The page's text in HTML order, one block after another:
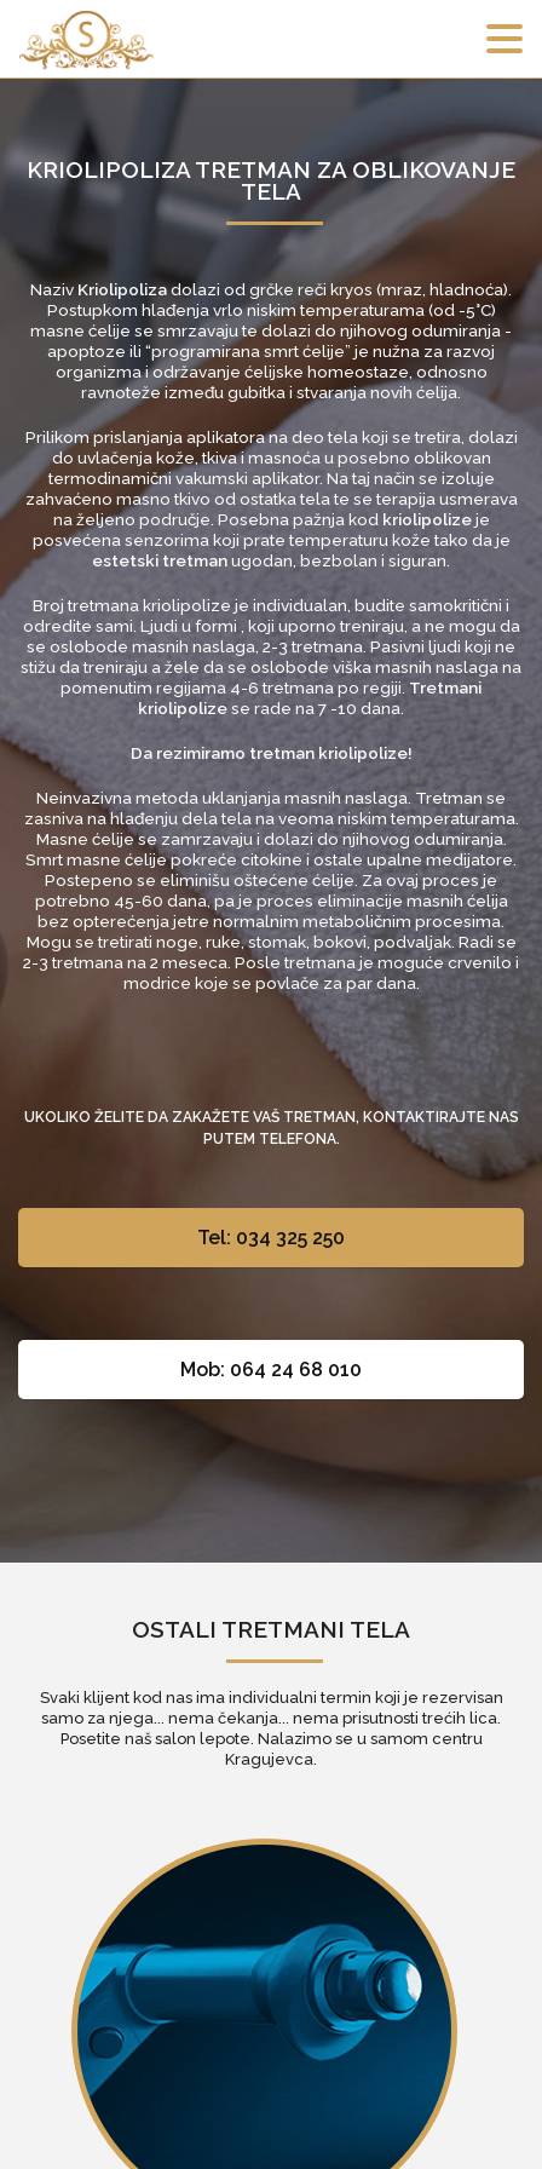
KRIOLIPOLIZA TRETMAN ZA OBLIKOVANJE
TELA
Naziv Kriolipolizadolazi od grčke reči kryos (mraz, hladnoća).
Postupkom hlađenja vrlo niskim temperaturama (od -5°C)
masne ćelije se smrzavaju te dolazi do njihovog odumiranja -
apoptoze ili “programirana smrt ćelije” je nužna za razvoj
organizma i održavanje ćelijske homeostaze, odnosno
ravnoteže između gubitka i stvaranja novih ćelija.
Prilikom prislanjanja aplikatora na deo tela koji se tretira, dolazi
do uvlačenja kože, tkiva i masnoća u posebno oblikovan
termodinamični vakumski aplikator. Na taj način se izoluje
zahvaćeno masno tkivo od ostatka tela te se terapija usmerava
na željeno područje. Posebna pažnja kod kriolipolizeje
posvećena senzorima koji prate temperaturu kože tako da je
estetski tretmanugodan, bezbolan i siguran.
Broj tretmana kriolipolize je individualan, budite samokritični i
odredite sami. Ljudi u formi , koji uporno treniraju, a ne mogu da
se oslobode masnih naslaga, 2-3 tretmana. Pasivni ljudi koji ne
stižu da treniraju a žele da se oslobode viška masnih naslaga na
pomenutim regijama 4-6 tretmana po regiji. Tretmani
kriolipolizese rade na 7 -10 dana.
Da rezimiramo tretman kriolipolize!
Neinvazivna metoda uklanjanja masnih naslaga. Tretman se
zasniva na hlađenju dela tela na veoma niskim temperaturama.
Masne ćelije se zamrzavaju i dolazi do njihovog odumiranja.
Smrt masne ćelije pokreće citokine i ostale upalne medijatore.
Postepeno se eliminišu oštećene ćelije. Za ovaj proces je
potrebno 45-60 dana, pa je proces eliminacije masnih ćelija
bez opterećenja jetre normalnim metaboličnim procesima.
Mogu se tretirati noge, ruke, stomak, bokovi, podvaljak. Radi se
2-3 tretmana na 2 meseca. Posle tretmana je moguće crvenilo i
modrice koje se povlače za par dana.
UKOLIKO ŽELITE DA ZAKAŽETE VAŠ TRETMAN, KONTAKTIRAJTE NAS
PUTEM TELEFONA.
Tel: 034 325 250
Mob: 064 24 68 010
OSTALI TRETMANI TELA
Svaki klijent kod nas ima individualni termin koji je rezervisan
samo za njega... nema čekanja... nema prisutnosti trećih lica.
Posetite naš salon lepote. Nalazimo se u samom centru
Kragujevca.